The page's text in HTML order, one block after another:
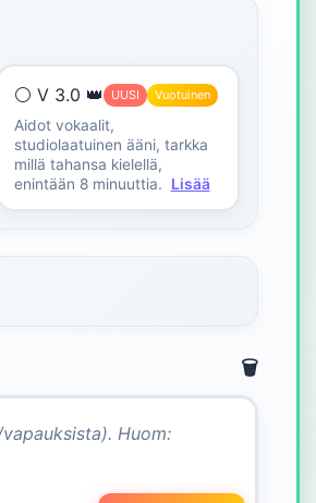
⚪ V 3.0 👑 UUSI Vuotuinen
Aidot vokaalit,
studiolaatuinen ääni, tarkka
millä tahansa kielellä,
enintään 8 minuuttia.
Lisää
🗑️